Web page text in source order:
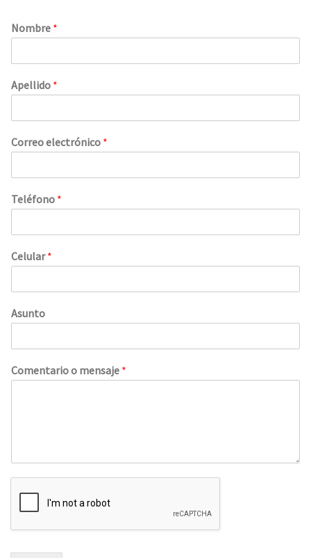
Nombre *
Apellido *
Correo electrónico *
Teléfono *
Celular*
Asunto
Comentario o mensaje *